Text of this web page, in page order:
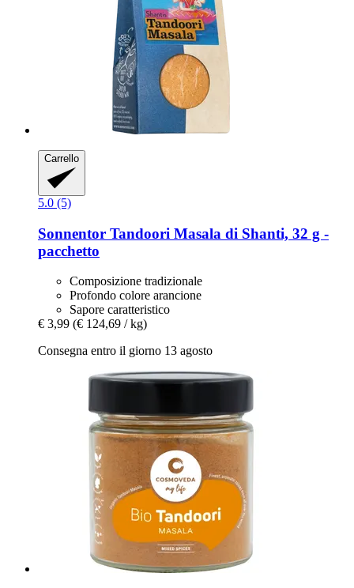
Carrello
5.0 (5)
Sonnentor Tandoori Masala di Shanti, 32 g -​
pacchetto
Composizione tradizionale
Profondo colore arancione
Sapore caratteristico
€ 3,99 (€ 124,69 / kg)
Consegna entro il giorno 13 agosto